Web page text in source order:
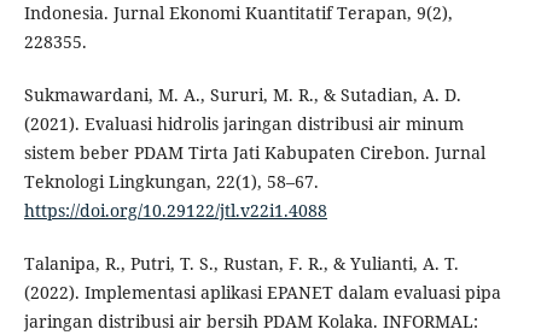
Indonesia. Jurnal Ekonomi Kuantitatif Terapan, 9(2),
228355.
Sukmawardani, M. A., Sururi, M. R., & Sutadian, A. D.
(2021). Evaluasi hidrolis jaringan distribusi air minum
sistem beber PDAM Tirta Jati Kabupaten Cirebon. Jurnal
Teknologi Lingkungan, 22(1), 58–67.
https://doi.org/10.29122/jtl.v22i1.4088
Talanipa, R., Putri, T. S., Rustan, F. R., & Yulianti, A. T.
(2022). Implementasi aplikasi EPANET dalam evaluasi pipa
jaringan distribusi air bersih PDAM Kolaka. INFORMAL: